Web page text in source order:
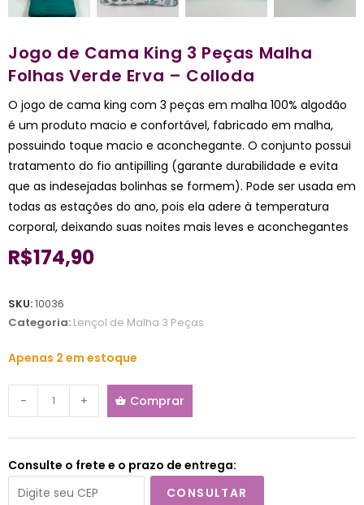
Jogo de Cama King 3 Peças Malha
Folhas Verde Erva – Colloda
O jogo de cama king com 3 peças em malha 100% algodão
é um produto macio e confortável, fabricado em malha,
possuindo toque macio e aconchegante. O conjunto possui
tratamento do fio antipilling (garante durabilidade e evita
que as indesejadas bolinhas se formem). Pode ser usada em
todas as estações do ano, pois ela adere à temperatura
corporal, deixando suas noites mais leves e aconchegantes
R$174,90
SKU:10036
Categoria: Lençol de Malha 3 Peças
Apenas 2 em estoque
- + Comprar
Consulte o frete e o prazo de entrega:
CONSULTAR